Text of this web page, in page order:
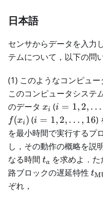
日本語
センサからデータを入力
テムについて，以下の問
(1) このようなコンピュ
このコンピュータシステ
のデータ x_i
xi (i=1,
2,
\dots,
16
i = 1, 2, …
f(xi ) (i=1,
2,
\dots,
16
i = 1, 2, … , 16)
を最小時間で実行するプ
し，その動作の概略を説
なる時間 t_a
ta を求めよ．
路ブロックの遅延特性 t
ぞれ，